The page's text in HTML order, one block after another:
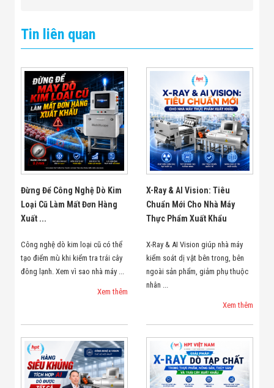
Tin liên quan
Đừng Để Công Nghệ Dò Kim
Loại Cũ Làm Mất Đơn Hàng
Xuất ...
Công nghệ dò kim loại cũ có thể
tạo điểm mù khi kiểm tra trái cây
đông lạnh. Xem vì sao nhà máy ...
Xem thêm
X-Ray & AI Vision: Tiêu
Chuẩn Mới Cho Nhà Máy
Thực Phẩm Xuất Khẩu
X-Ray & AI Vision giúp nhà máy
kiểm soát dị vật bên trong, bên
ngoài sản phẩm, giảm phụ thuộc
nhân ...
Xem thêm